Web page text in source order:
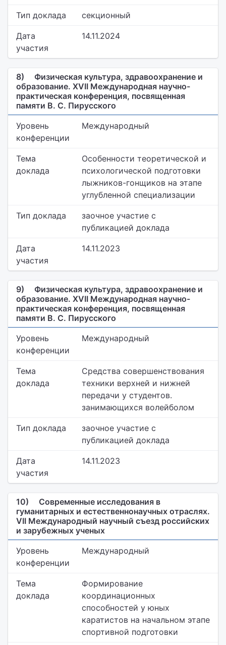
Тип доклада секционный
Дата
участия
14.11.2024
8)
Физическая культура, здравоохранение и
образование. XVII Международная научно-
практическая конференция, посвященная
памяти В. С. Пирусского
Уровень
конференции
Международный
Тема
доклада
Особенности теоретической и
психологической подготовки
лыжников-гонщиков на этапе
углубленной специализации
Тип доклада
заочное участие с
публикацией доклада
Дата
участия
14.11.2023
9)
Физическая культура, здравоохранение и
образование. XVII Международная научно-
практическая конференция, посвященная
памяти В. С. Пирусского
Уровень
конференции
Международный
Тема
доклада
Средства совершенствования
техники верхней и нижней
передачи у студентов.
занимающихся волейболом
Тип доклада
заочное участие с
публикацией доклада
Дата
участия
14.11.2023
10)
Современные исследования в
гуманитарных и естественнонаучных отраслях.
VII Международный научный съезд российских
и зарубежных ученых
Уровень
конференции
Международный
Тема
доклада
Формирование
координационных
способностей у юных
каратистов на начальном этапе
спортивной подготовки